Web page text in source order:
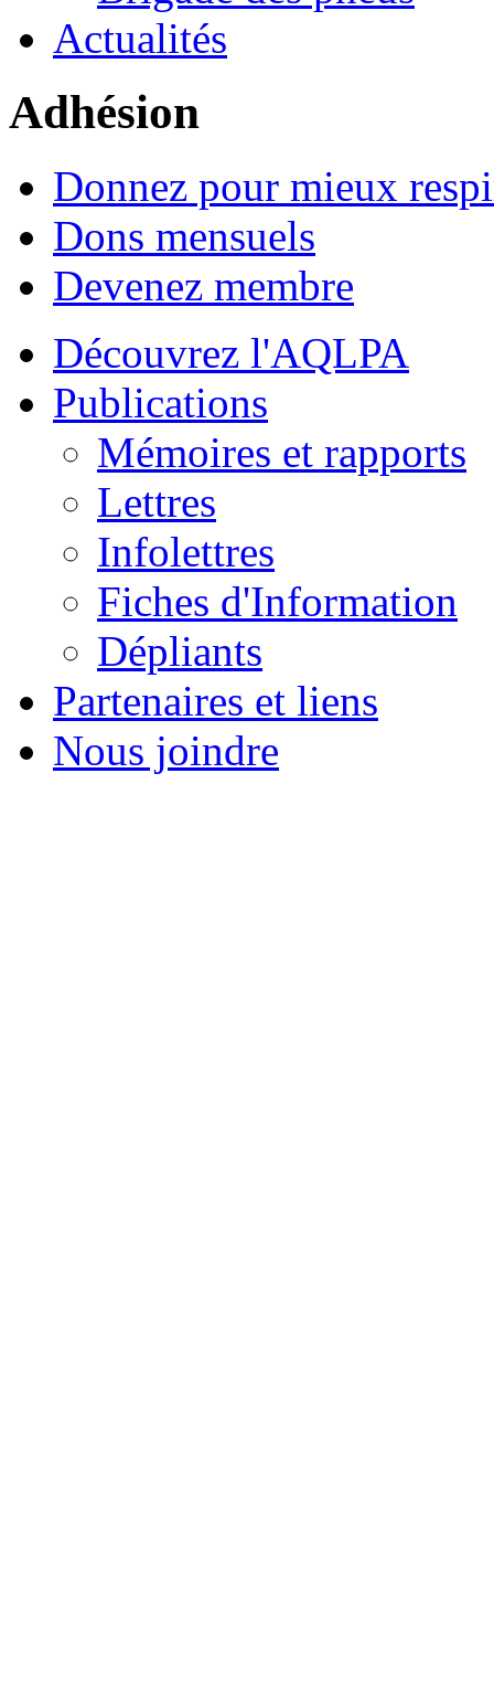
Actualités
Adhésion
Donnez pour mieux
Dons mensuels
Devenez membre
Découvrez l'AQLPA
Publications
Mémoires et rapports
Lettres
Infolettres
Fiches d'Information
Dépliants
Partenaires et liens
Nous joindre